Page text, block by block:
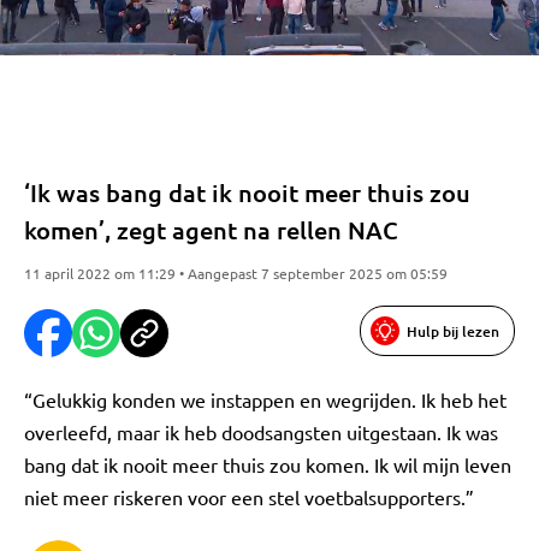
‘Ik was bang dat ik nooit meer thuis zou
komen’, zegt agent na rellen NAC
11 april 2022 om 11:29 • Aangepast 7 september 2025 om 05:59
Hulp bij lezen
“Gelukkig konden we instappen en wegrijden. Ik heb het
overleefd, maar ik heb doodsangsten uitgestaan. Ik was
bang dat ik nooit meer thuis zou komen. Ik wil mijn leven
niet meer riskeren voor een stel voetbalsupporters.”